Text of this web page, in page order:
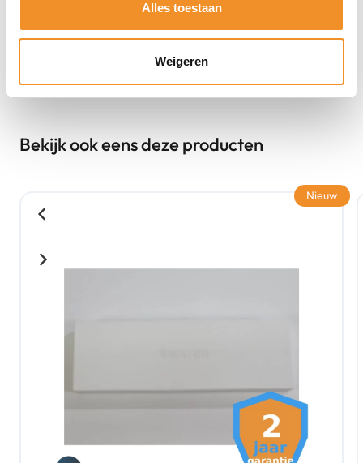
Alles toestaan
Weigeren
Bekijk ook eens deze producten
Nieuw